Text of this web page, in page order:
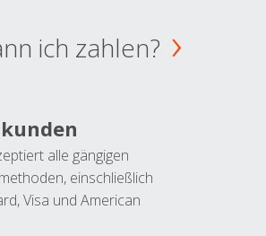
ich zahlen?
alle gängigen
einschließlich
Visa und American